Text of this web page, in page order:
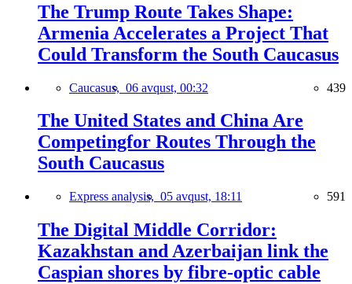
The Trump Route Takes Shape:
Armenia Accelerates a Project That
Could Transform the South Caucasus
Caucasus, 06 avqust, 00:32 439
The United States and China Are
Competingfor Routes Through the
South Caucasus
Express analysis, 05 avqust, 18:11 591
The Digital Middle Corridor:
Kazakhstan and Azerbaijan link the
Caspian shores by fibre-optic cable